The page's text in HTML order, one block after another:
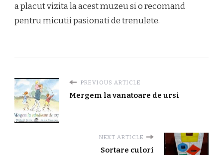
a placut vizita la acest muzeu si o recomand
pentru micutii pasionati de trenulete.
PREVIOUS ARTICLE
Mergem la vanatoare de ursi
NEXT ARTICLE
Sortare culori